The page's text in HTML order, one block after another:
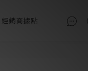
經銷商據點